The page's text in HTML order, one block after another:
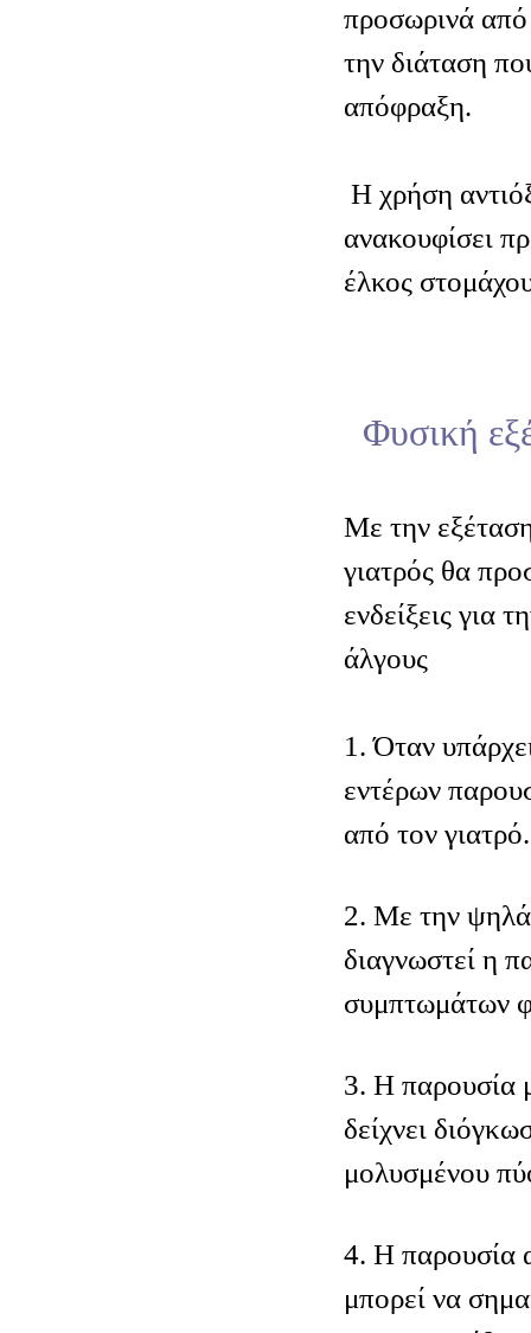
προσωρινά από
την διάταση
απόφραξη.
Η χρήση
ανακουφίσει
έλκος
Φυσική
Με την
γιατρός θα
ενδείξεις για
άλγους
1. Όταν
εντέρων
από τον γιατρό.
2. Με την
διαγνωστεί η
συμπτωμάτων
3. Η παρουσία
δείχνει
μολυσμένου
4. Η παρουσία
μπορεί να